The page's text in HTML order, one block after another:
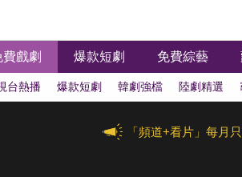
費戲劇 爆款短劇 免費綜藝
台熱播 爆款短劇 韓劇強檔 陸劇精選
「頻道+看片」每月